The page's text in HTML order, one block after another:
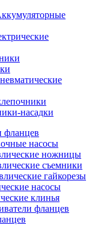
насадки
фланцев
насосы
ножницы
съемники
гайкорезы
насосы
клинья
фланцев